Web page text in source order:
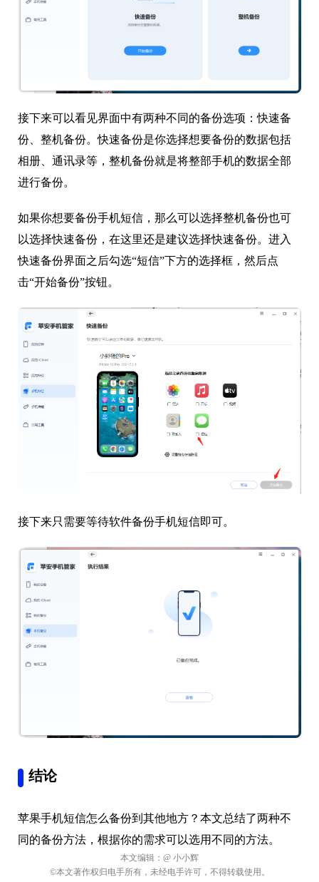
接下来可以看见界面中有两种不同的备份选项：快速备
份、整机备份。快速备份是你选择想要备份的数据包括
相册、通讯录等，整机备份就是将整部手机的数据全部
进行备份。
如果你想要备份手机短信，那么可以选择整机备份也可
以选择快速备份，在这里还是建议选择快速备份。进入
快速备份界面之后勾选“短信”下方的选择框，然后点
击“开始备份”按钮。
接下来只需要等待软件备份手机短信即可。
结论
苹果手机短信怎么备份到其他地方？本文总结了两种不
同的备份方法，根据你的需求可以选用不同的方法。
本文编辑： @ 小小辉
©本文著作权归电手所有，未经电手许可，不得转载使用。